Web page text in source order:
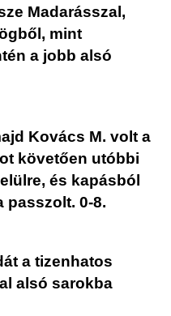
Madarásszal,
mint
a jobb alsó
Kovács M. volt a
követően utóbbi
és kapásból
passzolt. 0-8.
a tizenhatos
alsó sarokba